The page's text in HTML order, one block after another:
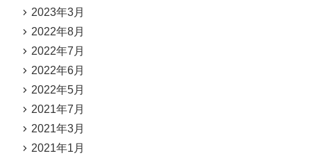
2023年3月
2022年8月
2022年7月
2022年6月
2022年5月
2021年7月
2021年3月
2021年1月